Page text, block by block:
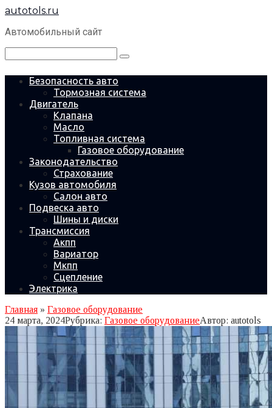
Перейти
контенту
autotols.ru
Автомобильный сайт
Безопасность авто
Тормозная система
Двигатель
Клапана
Масло
Топливная система
Газовое оборудование
Законодательство
Страхование
Кузов автомобиля
Салон авто
Подвеска авто
Шины и диски
Трансмиссия
Акпп
Вариатор
Мкпп
Сцепление
Электрика
Главная » Газовое оборудование
24 марта, 2024Рубрика: Газовое оборудованиеАвтор: autotols